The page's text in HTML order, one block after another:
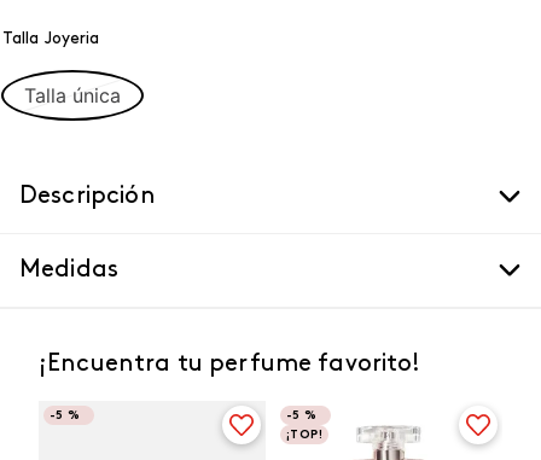
Talla Joyeria
Talla única
Descripción
Medidas
¡Encuentra tu perfume favorito!
-5 % -5 %
¡TOP!